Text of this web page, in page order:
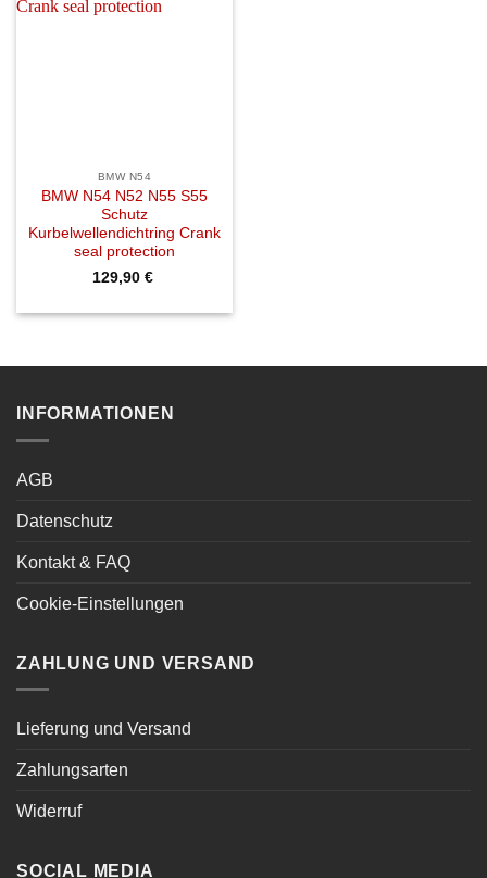
BMW N54
BMW N54 N52 N55 S55
Schutz
Kurbelwellendichtring Crank
seal protection
129,90 €
INFORMATIONEN
AGB
Datenschutz
Kontakt & FAQ
Cookie-Einstellungen
ZAHLUNG UND VERSAND
Lieferung und Versand
Zahlungsarten
Widerruf
SOCIAL MEDIA